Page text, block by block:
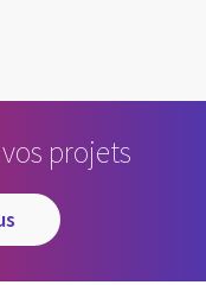
projets